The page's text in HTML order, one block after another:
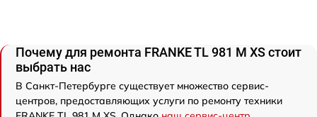
Почему для ремонта FRANKE TL 981 M XS стоит
выбрать нас
В Санкт-Петербурге существует множество сервис-
центров, предоставляющих услуги по ремонту техники